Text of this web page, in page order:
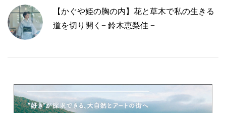
【かぐや姫の胸の内】花と草木で私の生きる
道を切り開く− 鈴木恵梨佳 −